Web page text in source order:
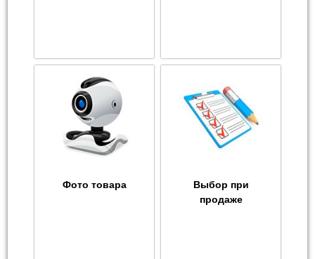
Фото товара
Выбор при
продаже